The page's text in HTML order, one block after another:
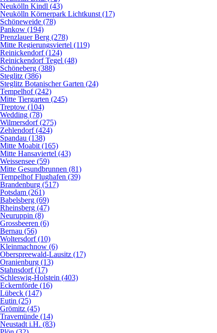
Neukölln Kindl (43)
Neukölln Körnerpark Lichtkunst (17)
Schöneweide (78)
Pankow (194)
Prenzlauer Berg (278)
Mitte Regierungsviertel (119)
Reinickendorf (124)
Reinickendorf Tegel (48)
Schöneberg (388)
Steglitz (386)
Steglitz Botanischer Garten (24)
Tempelhof (242)
Mitte Tiergarten (245)
Treptow (104)
Wedding (78)
Wilmersdorf (275)
Zehlendorf (424)
Spandau (138)
Mitte Moabit (165)
Mitte Hansaviertel (43)
Weissensee (59)
Mitte Gesundbrunnen (81)
Tempelhof Flughafen (39)
Brandenburg (517)
Potsdam (261)
Babelsberg (69)
Rheinsberg (47)
Neuruppin (8)
Grossbeeren (6)
Bernau (56)
Woltersdorf (10)
Kleinmachnow (6)
Oberspreewald-Lausitz (17)
Oranienburg (13)
Stahnsdorf (17)
Schleswig-Holstein (403)
Eckernförde (16)
Lübeck (147)
Eutin (25)
Grömitz (45)
Travemünde (14)
Neustadt i.H. (83)